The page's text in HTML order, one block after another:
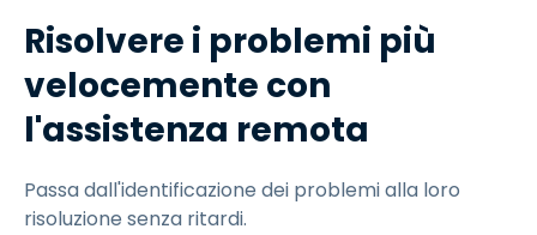
Risolvere i problemi più
velocemente con
l'assistenza remota
Passa dall'identificazione dei problemi alla loro
risoluzione senza ritardi.